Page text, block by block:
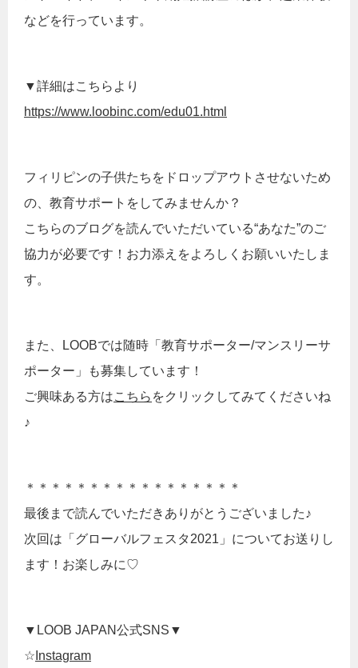
などを行っています。
▼詳細はこちらより
https://www.loobinc.com/edu01.html
フィリピンの子供たちをドロップアウトさせないため
の、教育サポートをしてみませんか？
こちらのブログを読んでいただいている“あなた”のご
協力が必要です！お力添えをよろしくお願いいたしま
す。
また、LOOBでは随時「教育サポーター/マンスリーサ
ポーター」も募集しています！
ご興味ある方はこちら をクリックしてみてくださいね
♪
＊＊＊＊＊＊＊＊＊＊＊＊＊＊＊＊＊
最後まで読んでいただきありがとうございました♪
次回は「グローバルフェスタ2021」についてお送りし
ます！お楽しみに♡
▼LOOB JAPAN公式SNS▼
☆ Instagram